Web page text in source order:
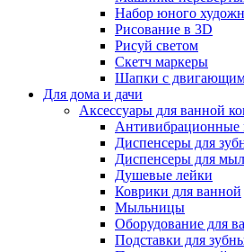
Набор юного
Рисование в 3D
Рисуй светом
Скетч маркеры
Шапки с
Для дома и дачи
Аксессуары для ванной
Антивибрационные
Диспенсеры для
Диспенсеры для
Душевые лейки
Коврики для ванной
Мыльницы
Оборудование для
Подставки для